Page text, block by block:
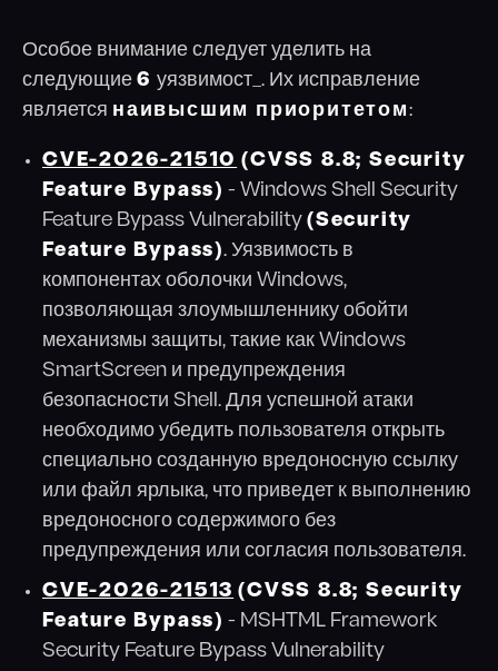
Особое внимание следует уделить на
следующие 6 уязвимост_. Их исправление
является наивысшим приоритетом:
CVE-2026-21510 (CVSS 8.8; Security
Feature Bypass) - Windows Shell Security
Feature Bypass Vulnerability (Security
Feature Bypass). Уязвимость в
компонентах оболочки Windows,
позволяющая злоумышленнику обойти
механизмы защиты, такие как Windows
SmartScreen и предупреждения
безопасности Shell. Для успешной атаки
необходимо убедить пользователя открыть
специально созданную вредоносную ссылку
или файл ярлыка, что приведет к выполнению
вредоносного содержимого без
предупреждения или согласия пользователя.
CVE-2026-21513 (CVSS 8.8; Security
Feature Bypass) - MSHTML Framework
Security Feature Bypass Vulnerability